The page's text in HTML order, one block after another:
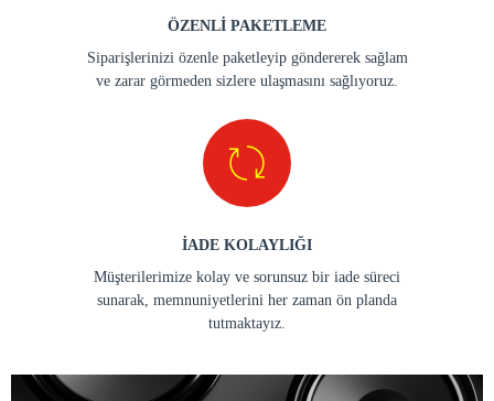
ÖZENLİ PAKETLEME
Siparişlerinizi özenle paketleyip göndererek sağlam
ve zarar görmeden sizlere ulaşmasını sağlıyoruz.
İADE KOLAYLIĞI
Müşterilerimize kolay ve sorunsuz bir iade süreci
sunarak, memnuniyetlerini her zaman ön planda
tutmaktayız.